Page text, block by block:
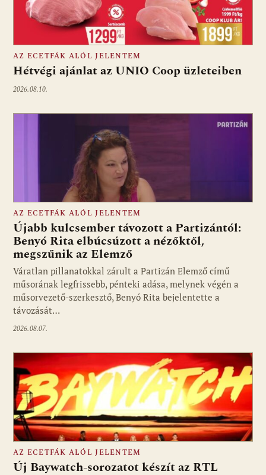
AZ ECETFÁK ALÓL JELENTEM
Hétvégi ajánlat az UNIO Coop üzleteiben
2026.08.10.
Fotó: media1.hu
AZ ECETFÁK ALÓL JELENTEM
Újabb kulcsember távozott a Partizántól:
Benyó Rita elbúcsúzott a nézőktől,
megszűnik az Elemző
Váratlan pillanatokkal zárult a Partizán Elemző című
műsorának legfrissebb, pénteki adása, melynek végén a
műsorvezető-szerkesztő, Benyó Rita bejelentette a
távozását…
2026.08.07.
AZ ECETFÁK ALÓL JELENTEM
Új Baywatch-sorozatot készít az RTL